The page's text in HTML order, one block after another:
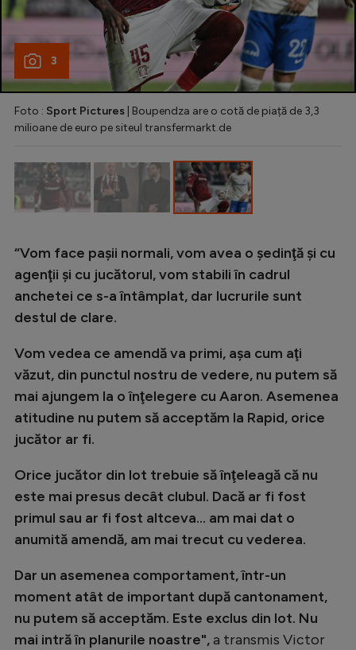
JO 2026
Intră în cont
Creează cont
3
Foto : Sport Pictures | Boupendza are o cotă de piață de 3,3
milioane de euro pe siteul transfermarkt.de
“Vom face paşii normali, vom avea o şedinţă şi cu
agenţii şi cu jucătorul, vom stabili în cadrul
anchetei ce s-a întâmplat, dar lucrurile sunt
destul de clare.
Vom vedea ce amendă va primi, aşa cum aţi
văzut, din punctul nostru de vedere, nu putem să
mai ajungem la o înţelegere cu Aaron. Asemenea
atitudine nu putem să acceptăm la Rapid, orice
jucător ar fi.
Orice jucător din lot trebuie să înţeleagă că nu
este mai presus decât clubul. Dacă ar fi fost
primul sau ar fi fost altceva… am mai dat o
anumită amendă, am mai trecut cu vederea.
Dar un asemenea comportament, într-un
moment atât de important după cantonament,
nu putem să acceptăm. Este exclus din lot. Nu
mai intră în planurile noastre",a transmis Victor